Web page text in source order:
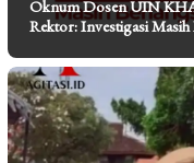
Oknum Dosen UIN
Rektor: Investigasi